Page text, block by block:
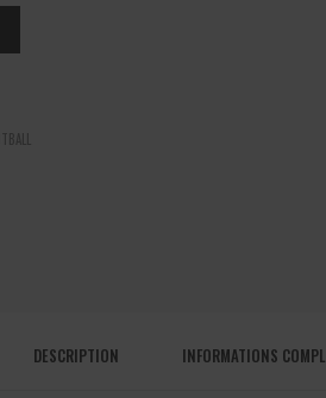
DESCRIPTION INFORMATIONS